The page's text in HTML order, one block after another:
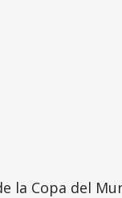
Copa del